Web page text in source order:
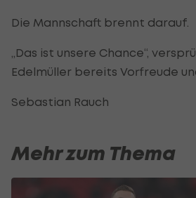
Die Mannschaft brennt darauf.
„Das ist unsere Chance“,
Edelmüller bereits Vorfreude
Sebastian Rauch
Mehr zum Thema